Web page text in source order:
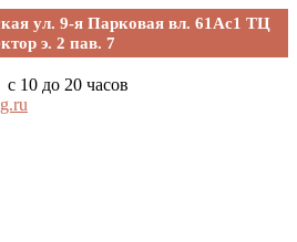
ул. 9-я Парковая вл. 61Ас1 ТЦ
э. 2 пав. 7
с 10 до 20 часов